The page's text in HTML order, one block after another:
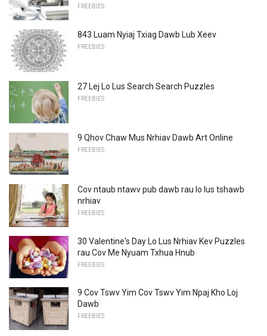
FREEBIES
843 Luam Nyiaj Txiag Dawb Lub Xeev
FREEBIES
27 Lej Lo Lus Search Search Puzzles
FREEBIES
9 Qhov Chaw Mus Nrhiav Dawb Art Online
FREEBIES
Cov ntaub ntawv pub dawb rau lo lus tshawb
nrhiav
FREEBIES
30 Valentine's Day Lo Lus Nrhiav Kev Puzzles
rau Cov Me Nyuam Txhua Hnub
FREEBIES
9 Cov Tswv Yim Cov Tswv Yim Npaj Kho Loj
Dawb
FREEBIES